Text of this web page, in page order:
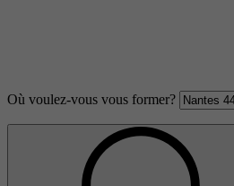
Où voulez-vous vous former?